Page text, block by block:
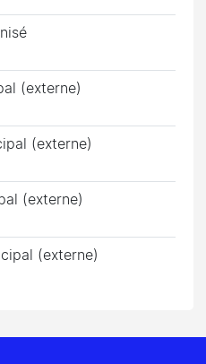
(externe)
(externe)
(externe)
(externe)